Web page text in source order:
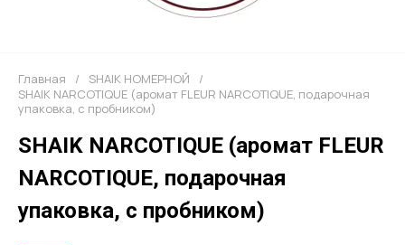
Главная / SHAIK НОМЕРНОЙ
/
SHAIK NARCOTIQUE (аромат FLEUR NARCOTIQUE, подарочная
упаковка, с пробником)
SHAIK NARCOTIQUE (аромат FLEUR
NARCOTIQUE, подарочная
упаковка, с пробником)